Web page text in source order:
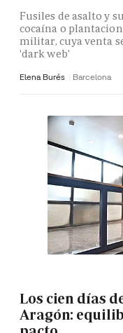
Fusiles de asalto y
cocaína o
militar, cuya venta
'dark web'
Elena Burés Barcelona
Los cien días
Aragón: